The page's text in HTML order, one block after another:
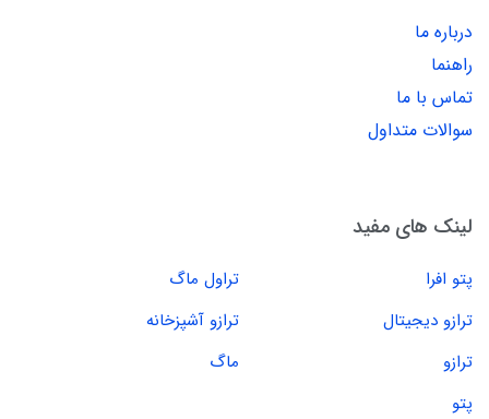
درباره ما
راهنما
تماس با ما
سوالات متداول
لینک های مفید
پتو افرا
تراول ماگ
ترازو دیجیتال
ترازو آشپزخانه
ترازو
ماگ
پتو